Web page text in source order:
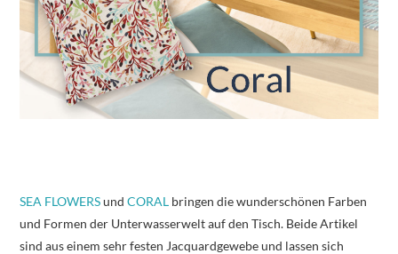
SEA FLOWERSundCORAL bringen die wunderschönen Farben
und Formen der Unterwasserwelt auf den Tisch. Beide Artikel
sind aus einem sehr festen Jacquardgewebe und lassen sich